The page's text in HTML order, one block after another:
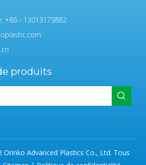
+86 - 13013179882
produits
Orinko Advanced Plastics Co., Ltd. Tous